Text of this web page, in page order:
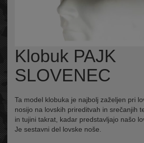
Klobuk PAJK
SLOVENEC
Ta model klobuka je najbolj zaželjen pri
nosijo na lovskih prireditvah in srečanjih
in tujini takrat, kadar predstavljajo našo
Je sestavni del lovske noše.